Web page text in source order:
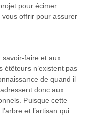
pour écimer
vous offrir pour assurer
savoir-faire et aux
étêteurs n’existent pas
de quand il
donc aux
Puisque cette
et l’artisan qui